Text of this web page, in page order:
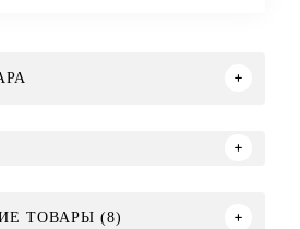
ТОВАРЫ (8)